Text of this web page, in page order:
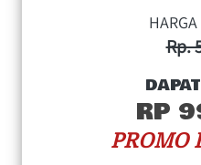
Rp.
RP
PROMO